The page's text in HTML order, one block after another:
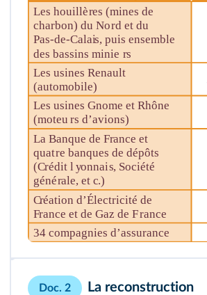
Doc. 2 La reconstruction